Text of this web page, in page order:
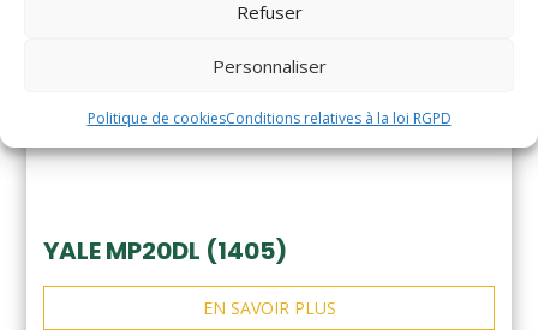
Refuser
Personnaliser
Politique de cookiesConditions relatives à la loi RGPD
YALE MP20DL (1405)
EN SAVOIR PLUS